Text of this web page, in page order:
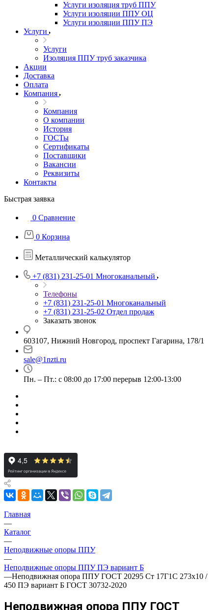
Услуги изоляция труб ППУ
Услуги изоляции ППУ ОЦ
Услуги изоляции ППУ ПЭ
Услуги
Услуги
Изоляция ППУ труб заказчика
Акции
Доставка
Оплата
Компания
Компания
О компании
История
ГОСТы
Сертификаты
Поставщики
Вакансии
Реквизиты
Контакты
Быстрая заявка
0 Сравнение
0 Корзина
Металлический калькулятор
+7 (831) 231-25-01 Многоканальный
Телефоны
+7 (831) 231-25-01 Многоканальный
+7 (831) 231-25-02 Отдел продаж
Заказать звонок
603107, Нижний Новгород, проспект Гагарина, 178/1
sale@1nzti.ru
Пн. – Пт.: с 08:00 до 17:00 перерыв 12:00-13:00
Главная
—
Каталог
—
Неподвижные опоры ППУ
—
Неподвижные опоры ППУ ПЭ вариант Б
—Неподвижная опора ППУ ГОСТ 20295 Ст 17Г1С 273x10 /
450 ПЭ вариант Б ГОСТ 30732-2020
Неподвижная опора ППУ ГОСТ